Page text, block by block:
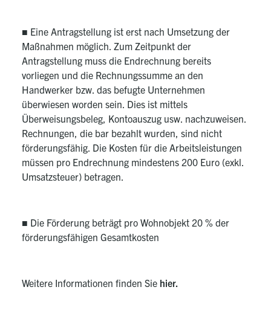
■ Eine Antragstellung ist erst nach Umsetzung der
Maßnahmen möglich. Zum Zeitpunkt der
Antragstellung muss die Endrechnung bereits
vorliegen und die Rechnungssumme an den
Handwerker bzw. das befugte Unternehmen
überwiesen worden sein. Dies ist mittels
Überweisungsbeleg, Kontoauszug usw. nachzuweisen.
Rechnungen, die bar bezahlt wurden, sind nicht
förderungsfähig. Die Kosten für die Arbeitsleistungen
müssen pro Endrechnung mindestens 200 Euro (exkl.
Umsatzsteuer) betragen.
■ Die Förderung beträgt pro Wohnobjekt 20 % der
förderungsfähigen Gesamtkosten
Weitere Informationen finden Sie hier.